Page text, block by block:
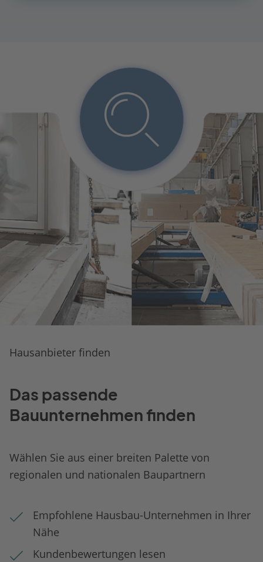
Hausanbieter finden
Das passende
Bauunternehmen finden
Wählen Sie aus einer breiten Palette von
regionalen und nationalen Baupartnern
Empfohlene Hausbau-Unternehmen in Ihrer
Nähe
Kundenbewertungen lesen